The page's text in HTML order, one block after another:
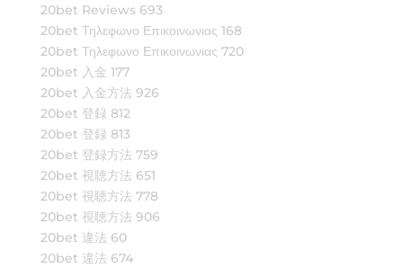
20bet Reviews 693
20bet Τηλεφωνο Επικοινωνιας 168
20bet Τηλεφωνο Επικοινωνιας 720
20bet 入金 177
20bet 入金方法 926
20bet 登録 812
20bet 登録 813
20bet 登録方法 759
20bet 視聴方法 651
20bet 視聴方法 778
20bet 視聴方法 906
20bet 違法 60
20bet 違法 674